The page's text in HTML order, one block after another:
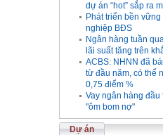
dự án “hot” sắp ra
Phát triển bền
nghiệp BĐS
Ngân hàng tuần
lãi suất tăng trên
ACBS: NHNN đã
từ đầu năm, có thể
0,75 điểm %
Vay ngân hàng
"ôm bom nợ"
Dự án